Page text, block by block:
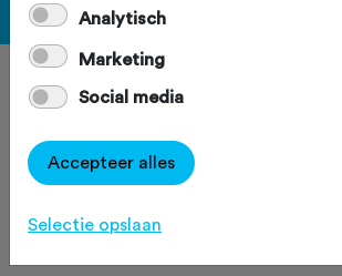
[KEY:TXT-FOOTER-3]
[KEY:TXT-FOOTER-4]
Analytisch
Marketing
Social media
Accepteer alles
Selectie opslaan